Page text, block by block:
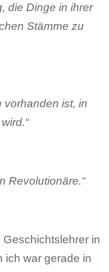
die Dinge in ihrer
Stämme zu
vorhanden ist, in
Revolutionäre.“
Geschichtslehrer in
ich war gerade in